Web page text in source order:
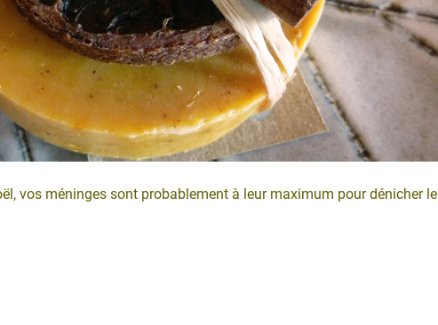
vos méninges sont probablement à leur maximum pour dénicher le